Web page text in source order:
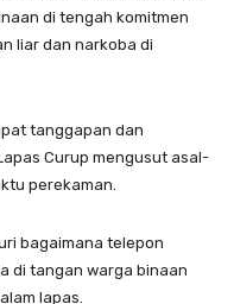
di tengah komitmen
liar dan narkoba di
tanggapan dan
Curup mengusut asal-
perekaman.
bagaimana telepon
di tangan warga binaan
lapas.